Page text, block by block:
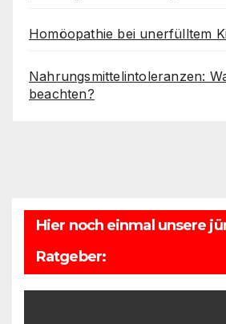
Homöopathie bei unerfülltem
Nahrungsmittelintoleranzen:
beachten?
Hier noch einmal unsere
Ratgeber: